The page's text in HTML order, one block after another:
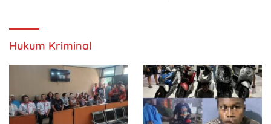
DITUNDA
Hukum Kriminal